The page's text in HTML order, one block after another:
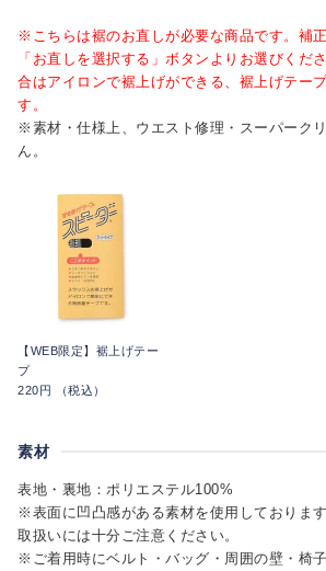
※こちらは裾のお直しが必要な商品です。補
「お直しを選択する」ボタンよりお選びくだ
合はアイロンで裾上げができる、裾上げテー
す。
※素材・仕様上、ウエスト修理・スーパーク
ん。
【WEB限定】裾上げテー
プ
220円 （税込）
素材
表地・裏地：ポリエステル100%
※表面に凹凸感がある素材を使用しておりま
取扱いには十分ご注意ください。
※ご着用時にベルト・バッグ・周囲の壁・椅